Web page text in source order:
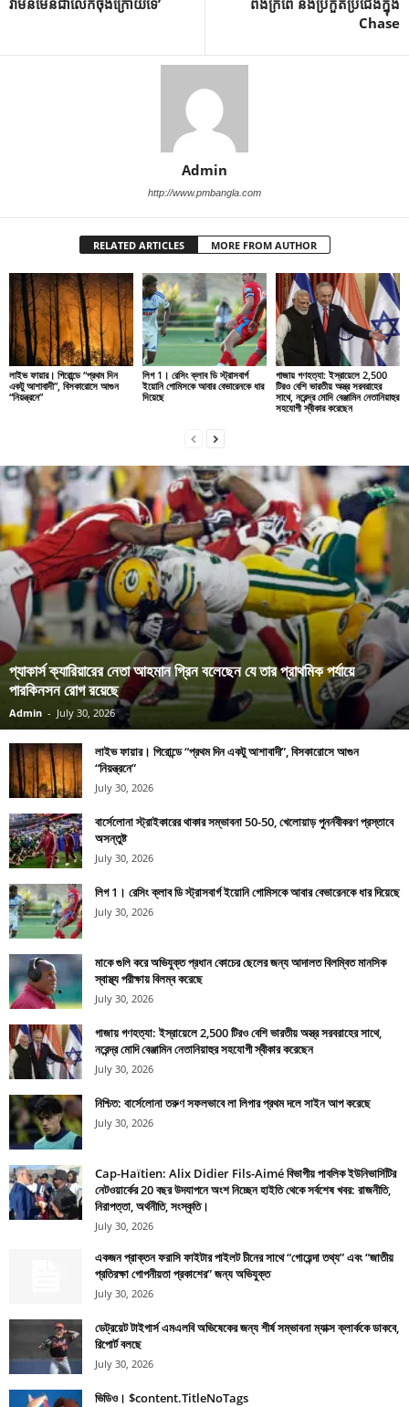
វាមិនមែនជាលើកចុងក្រោយទេ’
ពងក្រពើ និងប្រកួតប្រជែងក្នុង
Chase
Admin
http://www.pmbangla.com
RELATED ARTICLES MORE FROM AUTHOR
লাইভ ফায়ার। গিরোন্ডে “প্রথম দিন
একটু আশাবাদী”, বিসকারোসে আগুন
“নিয়ন্ত্রনে”
লিগ 1। রেসিং ক্লাব ডি স্ট্রাসবার্গ
ইয়োনি গোমিসকে আবার বেভারেনকে ধার
দিয়েছে
গাজায় গণহত্যা: ইস্রায়েলে 2,500
টিরও বেশি ভারতীয় অস্ত্র সরবরাহের
সাথে, নরেন্দ্র মোদি বেঞ্জামিন নেতানিয়াহুর
সহযোগী স্বীকার করেছেন
প্যাকার্স ক্যারিয়ারের নেতা আহমান গ্রিন বলেছেন যে তার প্রাথমিক পর্যায়ে
পারকিনসন রোগ রয়েছে
Admin - July 30, 2026
লাইভ ফায়ার। গিরোন্ডে “প্রথম দিন একটু আশাবাদী”, বিসকারোসে আগুন
“নিয়ন্ত্রনে”
July 30, 2026
বার্সেলোনা স্ট্রাইকারের থাকার সম্ভাবনা 50-50, খেলোয়াড় পুনর্নবীকরণ প্রস্তাবে
অসন্তুষ্ট
July 30, 2026
লিগ 1। রেসিং ক্লাব ডি স্ট্রাসবার্গ ইয়োনি গোমিসকে আবার বেভারেনকে ধার দিয়েছে
July 30, 2026
মাকে গুলি করে অভিযুক্ত প্রধান কোচের ছেলের জন্য আদালত বিলম্বিত মানসিক
স্বাস্থ্য পরীক্ষায় বিলম্ব করেছে
July 30, 2026
গাজায় গণহত্যা: ইস্রায়েলে 2,500 টিরও বেশি ভারতীয় অস্ত্র সরবরাহের সাথে,
নরেন্দ্র মোদি বেঞ্জামিন নেতানিয়াহুর সহযোগী স্বীকার করেছেন
July 30, 2026
নিশ্চিত: বার্সেলোনা তরুণ সফলভাবে লা লিগার প্রথম দলে সাইন আপ করেছে
July 30, 2026
Cap-Haïtien: Alix Didier Fils-Aimé বিভাগীয় পাবলিক ইউনিভার্সিটির
নেটওয়ার্কের 20 বছর উদযাপনে অংশ নিচ্ছেন হাইতি থেকে সর্বশেষ খবর: রাজনীতি,
নিরাপত্তা, অর্থনীতি, সংস্কৃতি।
July 30, 2026
একজন প্রাক্তন ফরাসি ফাইটার পাইলট চীনের সাথে “গোয়েন্দা তথ্য” এবং “জাতীয়
প্রতিরক্ষা গোপনীয়তা প্রকাশের” জন্য অভিযুক্ত
July 30, 2026
ডেট্রয়েট টাইগার্স এমএলবি অভিষেকের জন্য শীর্ষ সম্ভাবনা ম্যাক্স ক্লার্ককে ডাকবে,
রিপোর্ট বলছে
July 30, 2026
ভিডিও। $content.TitleNoTags